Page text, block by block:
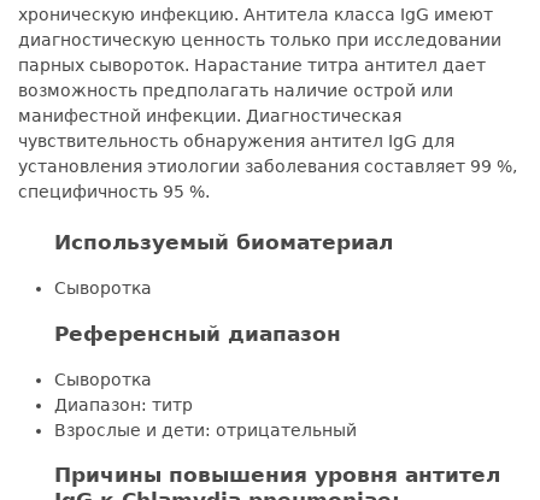
хроническую инфекцию. Антитела класса IgG имеют
диагностическую ценность только при исследовании
парных сывороток. Нарастание титра антител дает
возможность предполагать наличие острой или
манифестной инфекции. Диагностическая
чувствительность обнаружения антител IgG для
установления этиологии заболевания составляет 99 %,
специфичность 95 %.
Используемый биоматериал
Сыворотка
Референсный диапазон
Сыворотка
Диапазон: титр
Взрослые и дети: отрицательный
Причины повышения уровня антител